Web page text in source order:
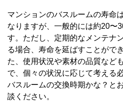
マンションのバスルームの寿命
なりますが、一般的には約20〜
す。ただし、定期的なメンテナ
る場合、寿命を延ばすことがで
た、使用状況や素材の品質など
で、個々の状況に応じて考える
バスルームの交換時期かな？と
談ください。